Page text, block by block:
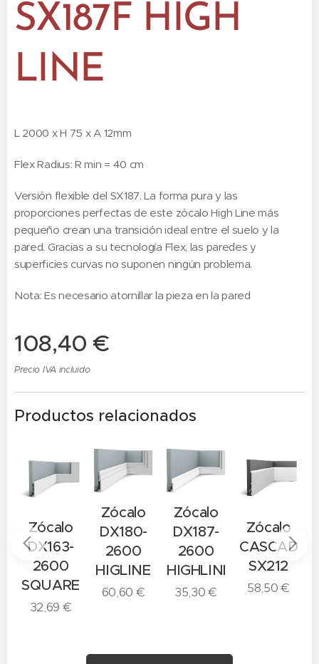
SX187F HIGH
LINE
L 2000 x H 75 x A 12mm
Flex Radius: R min = 40 cm
Versión flexible del SX187. La forma pura y las
proporciones perfectas de este zócalo High Line más
pequeño crean una transición ideal entre el suelo y la
pared. Gracias a su tecnología Flex, las paredes y
superficies curvas no suponen ningún problema.
Nota: Es necesario atornillar la pieza en la pared
108,40 €
Precio IVA incluido
Productos relacionados
Zócalo
DX163-
2600
SQUARE
32,69 €
Zócalo
DX180-
2600
HIGLINE
60,60 €
Zócalo
DX187-
2600
HIGHLINE
35,30€
Zócalo
CASCADE
SX212
58,50€